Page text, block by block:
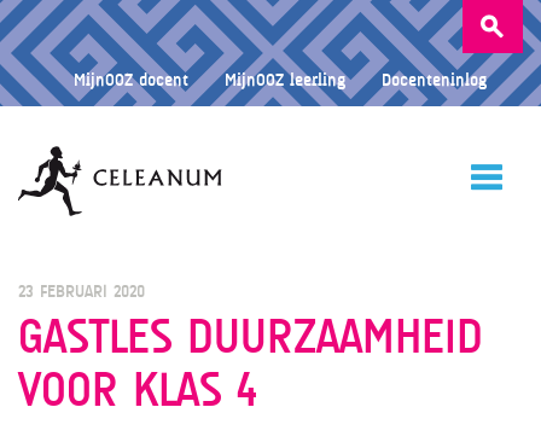
Zoeken
naar:
MijnOOZ docent MijnOOZ leerling Docenteninlog
CELEANUM
23 FEBRUARI 2020
GASTLES DUURZAAMHEID
VOOR KLAS 4